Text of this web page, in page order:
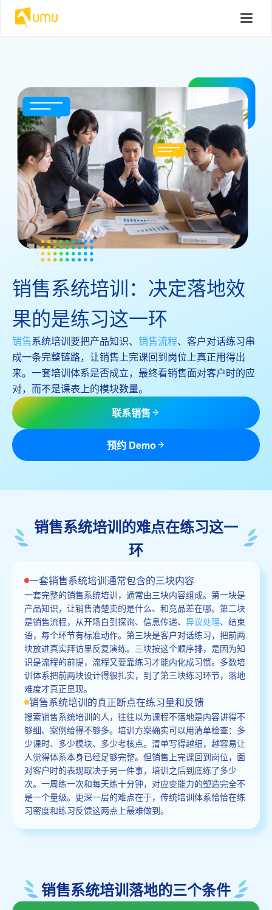
销售系统培训：决定落地效
果的是练习这一环
销售系统培训要把产品知识、 销售流程、客户对话练习串
成一条完整链路，让销售上完课回到岗位上真正用得出
来。一套培训体系是否成立，最终看销售面对客户时的应
对，而不是课表上的模块数量。
联系销售
预约 Demo
销售系统培训的难点在练习这一
环
一套销售系统培训通常包含的三块内容
一套完整的销售系统培训，通常由三块内容组成。第一块是
产品知识，让销售清楚卖的是什么、和竞品差在哪。第二块
是销售流程，从开场白到探询、信息传递、 异议处理、结束
语，每个环节有标准动作。第三块是客户对话练习，把前两
块放进真实拜访里反复演练。三块按这个顺序排，是因为知
识是流程的前提，流程又要靠练习才能内化成习惯。多数培
训体系把前两块设计得很扎实，到了第三块练习环节，落地
难度才真正显现。
销售系统培训的真正断点在练习量和反馈
搜索销售系统培训的人，往往以为课程不落地是内容讲得不
够细、案例给得不够多。培训方案确实可以用清单检查：多
少课时、多少模块、多少考核点。清单写得越细，越容易让
人觉得体系本身已经足够完整。但销售上完课回到岗位，面
对客户时的表现取决于另一件事，培训之后到底练了多少
次。一周练一次和每天练十分钟，对应变能力的塑造完全不
是一个量级。更深一层的难点在于，传统培训体系恰恰在练
习密度和练习反馈这两点上最难做到。
销售系统培训落地的三个条件